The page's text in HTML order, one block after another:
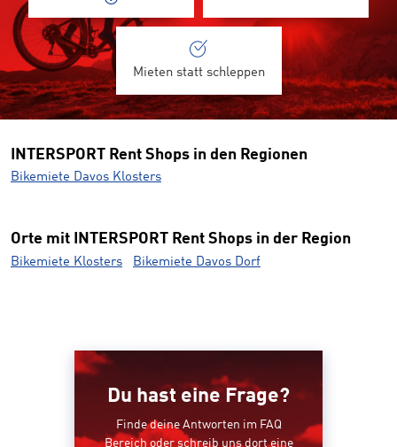
Mieten statt schleppen
INTERSPORT Rent Shops in den Regionen
Bikemiete Davos Klosters
Orte mit INTERSPORT Rent Shops in der Region
Bikemiete Klosters Bikemiete Davos Dorf
Du hast eine Frage?
Finde deine Antworten im FAQ
Bereich oder schreib uns dort eine